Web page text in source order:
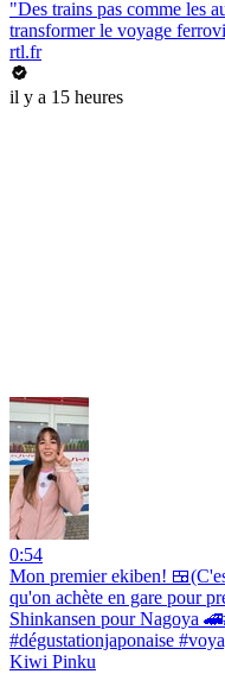
"Des trains pas comme les
transformer le voyage
rtl.fr
il y a 15 heures
0:54
Mon premier ekiben!
qu'on achète en gare pour
Shinkansen pour Nagoya
#dégustationjaponaise
Kiwi Pinku